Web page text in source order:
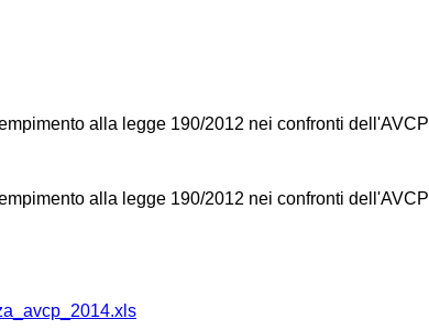
alla legge 190/2012 nei confronti dell'AVCP
alla legge 190/2012 nei confronti dell'AVCP